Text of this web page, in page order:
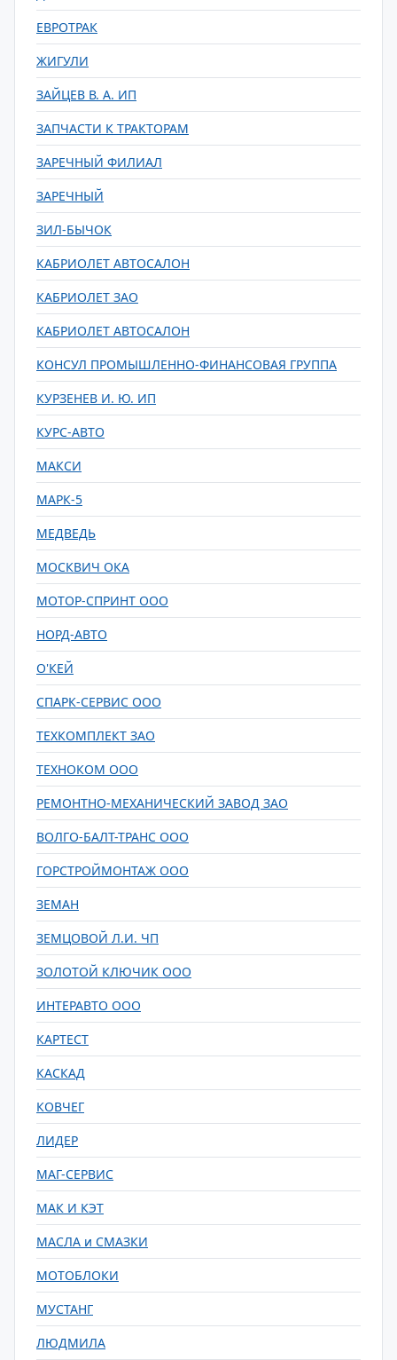
ЕВРОТРАК
ЖИГУЛИ
ЗАЙЦЕВ В. А. ИП
ЗАПЧАСТИ К ТРАКТОРАМ
ЗАРЕЧНЫЙ ФИЛИАЛ
ЗАРЕЧНЫЙ
ЗИЛ-БЫЧОК
КАБРИОЛЕТ АВТОСАЛОН
КАБРИОЛЕТ ЗАО
КАБРИОЛЕТ АВТОСАЛОН
КОНСУЛ ПРОМЫШЛЕННО-ФИНАНСОВАЯ ГРУППА
КУРЗЕНЕВ И. Ю. ИП
КУРС-АВТО
МАКСИ
МАРК-5
МЕДВЕДЬ
МОСКВИЧ ОКА
МОТОР-СПРИНТ ООО
НОРД-АВТО
О'КЕЙ
СПАРК-СЕРВИС ООО
ТЕХКОМПЛЕКТ ЗАО
ТЕХНОКОМ ООО
РЕМОНТНО-МЕХАНИЧЕСКИЙ ЗАВОД ЗАО
ВОЛГО-БАЛТ-ТРАНС ООО
ГОРСТРОЙМОНТАЖ ООО
ЗЕМАН
ЗЕМЦОВОЙ Л.И. ЧП
ЗОЛОТОЙ КЛЮЧИК ООО
ИНТЕРАВТО ООО
КАРТЕСТ
КАСКАД
КОВЧЕГ
ЛИДЕР
МАГ-СЕРВИС
МАК И КЭТ
МАСЛА и СМАЗКИ
МОТОБЛОКИ
МУСТАНГ
ЛЮДМИЛА